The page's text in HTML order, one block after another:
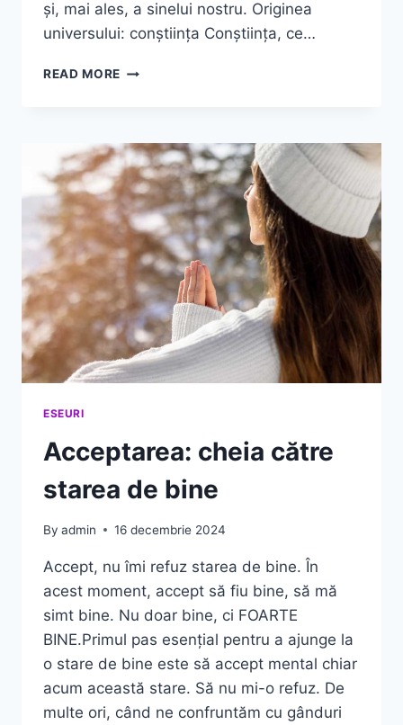
și, mai ales, a sinelui nostru. Originea
universului: conștiința Conștiința, ce…
READ MORE CONȘTIINȚA:
ADEVĂRUL
CARE
TE
ELIBEREAZĂ
ESEURI
Acceptarea: cheia către
starea de bine
By admin 16 decembrie 2024
Accept, nu îmi refuz starea de bine. În
acest moment, accept să fiu bine, să mă
simt bine. Nu doar bine, ci FOARTE
BINE.Primul pas esențial pentru a ajunge la
o stare de bine este să accept mental chiar
acum această stare. Să nu mi-o refuz. De
multe ori, când ne confruntăm cu gânduri